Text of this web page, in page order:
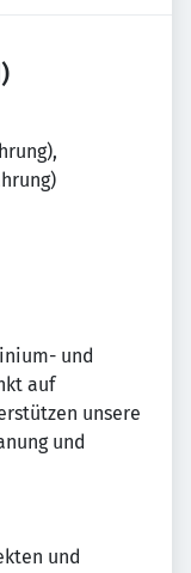
und
auf
unsere
und
und